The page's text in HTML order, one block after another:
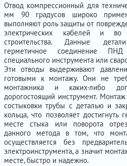
Отвод компрессионный для
мм 90 градусов широко
выполняют роль защиты от
электрических кабелей и
строительства. Данные
герметичное соединение
специального инструмента или
Эти отводы выдерживают
готовыми к монтажу. Они не
монтажника и каких-либо
дорогостоящий инструмент.
состыковки трубы с деталью и
кольца, что позволяет достигнуть
месте стыка или поворота
данного метода в том, что
осуществляется без
электроинструмента, а значит
месте, быстро и надежно.